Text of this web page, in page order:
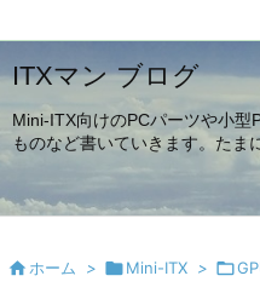
ITXマン ブログ
Mini-ITX向けのPCパーツや小型
ものなど書いていきます。たま
 ホーム > Mini-ITX > 